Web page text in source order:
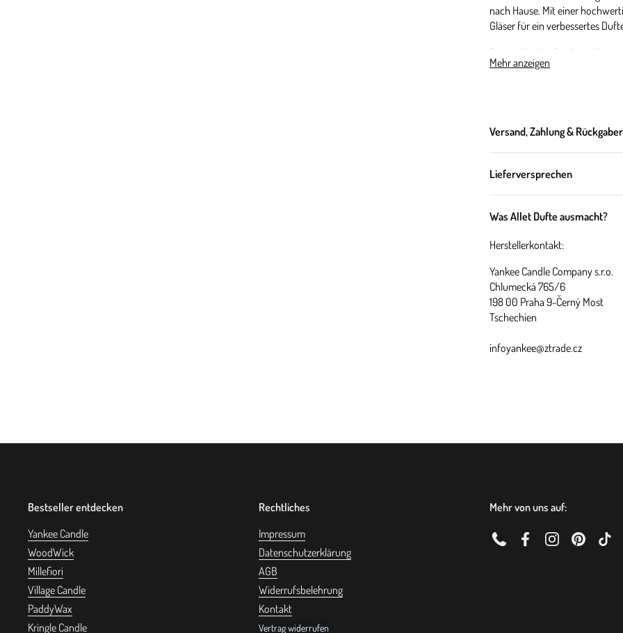
Mehr anzeigen
nach Hause. Mit einer
Gläser für ein verbessertes
Das praktische & schöne
wiederverwenden.
Über diesen
baumelt & schalten einfach ab.
Duftnote
Kopfnote:
eine frische
Herznote: Kiefern & Zedernholz
Basisnote: Tankabohne &
Über dieses
Wachs: Hochwertige
Versand, Zahlung &
Lieferversprechen
Was Allet Dufte ausmacht?
Herstellerkontakt:
Yankee Candle Company s.r.o.
Chlumecká 765/6
198 00 Praha 9-Černý Most
Tschechien
infoyankee@ztrade.cz
Bestseller entdecken
Yankee Candle
WoodWick
Millefiori
Village Candle
PaddyWax
Kringle Candle
Rechtliches
Impressum
Datenschutzerklärung
AGB
Widerrufsbelehrung
Kontakt
Vertrag widerrufen
Mehr von uns auf:
PhoneFacebookInstagramPinterest